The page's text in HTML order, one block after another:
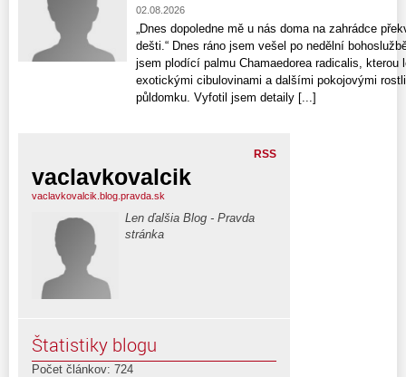
02.08.2026
„Dnes dopoledne mě u nás doma na zahrádce
dešti.“ Dnes ráno jsem vešel po nedělní
jsem plodící palmu Chamaedorea radicalis, kterou
exotickými cibulovinami a dalšími pokojovými
půldomku. Vyfotil jsem detaily [...]
RSS
vaclavkovalcik
vaclavkovalcik.blog.pravda.sk
Len ďalšia Blog - Pravda
stránka
Štatistiky blogu
Počet článkov: 724